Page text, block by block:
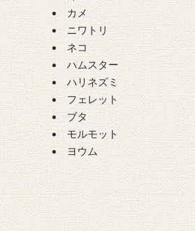
カメ
ニワトリ
ネコ
ハムスター
ハリネズミ
フェレット
ブタ
モルモット
ヨウム